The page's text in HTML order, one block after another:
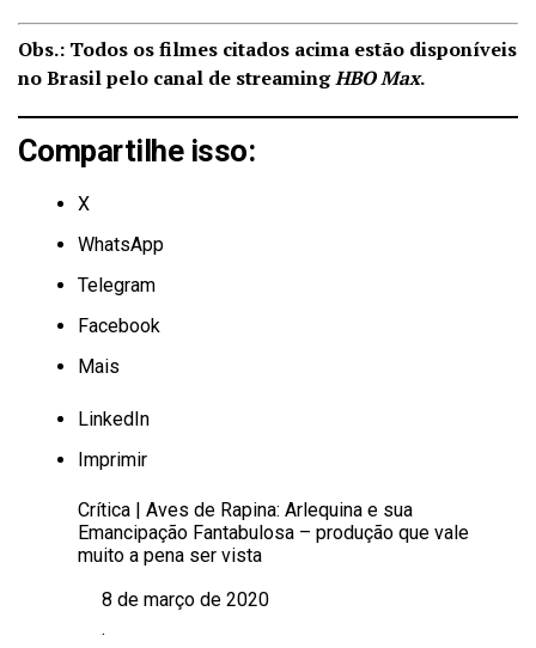
Obs.: Todos os filmes citados acima estão disponíveis
no Brasil pelo canal de streamingHBO Max.
Compartilhe isso:
X
WhatsApp
Telegram
Facebook
Mais
LinkedIn
Imprimir
Crítica | Aves de Rapina: Arlequina e sua
Emancipação Fantabulosa – produção que vale
muito a pena ser vista
Data
8 de março de 2020
Em relação a
.